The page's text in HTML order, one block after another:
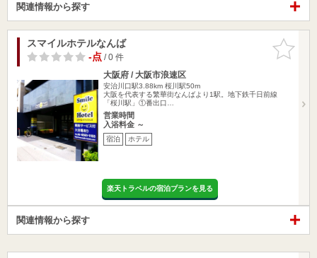
関連情報から探す
お気に入
りに追加
スマイルホテルなんば
-点/ 0 件
大阪府 / 大阪市浪速区
安治川口駅3.88km 桜川駅50m
大阪を代表する繁華街なんばより1駅。地下鉄千日前線
「桜川駅」①番出口…
営業時間
入浴料金 ～
宿泊 ホテル
楽天トラベルの宿泊プランを見る
関連情報から探す